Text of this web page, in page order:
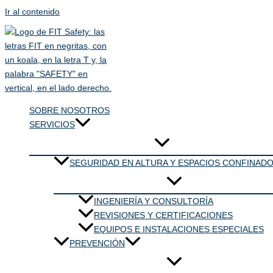
Ir al contenido
SOBRE NOSOTROS
SERVICIOS
SEGURIDAD EN ALTURA Y ESPACIOS
INGENIERÍA Y CONSULTORÍA
REVISIONES Y CERTIFICACIONES
EQUIPOS E INSTALACIONES ESPECIALES
PREVENCIÓN